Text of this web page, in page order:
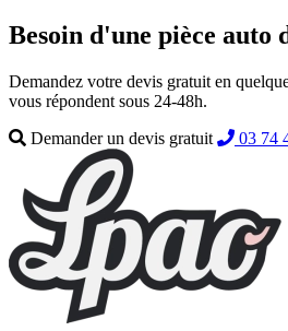
Besoin d'une pièce auto
Demandez votre devis gratuit en
vous répondent sous 24-48h.
Demander un devis gratuit
03 74